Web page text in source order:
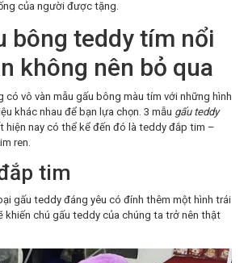
của người được tặng.
bông teddy tím nổi
không nên bỏ qua
có vô vàn mẫu gấu bông màu tím với những hình
khác nhau để bạn lựa chọn. 3 mẫu gấu teddy
hiện nay có thể kể đến đó là teddy đắp tim –
ren.
tim
gấu teddy đáng yêu có đính thêm một hình trái
khiến chú gấu teddy của chúng ta trở nên thật